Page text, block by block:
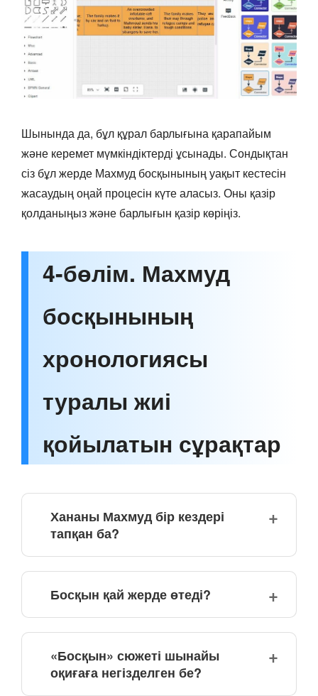
Шынында да, бұл құрал барлығына қарапайым
және керемет мүмкіндіктерді ұсынады. Сондықтан
сіз бұл жерде Махмуд босқынының уақыт кестесін
жасаудың оңай процесін күте аласыз. Оны қазір
қолданыңыз және барлығын қазір көріңіз.
4-бөлім. Махмуд
босқынының
хронологиясы
туралы жиі
қойылатын сұрақтар
Хананы Махмуд бір кездері
тапқан ба?
Босқын қай жерде өтеді?
«Босқын» сюжеті шынайы
оқиғаға негізделген бе?